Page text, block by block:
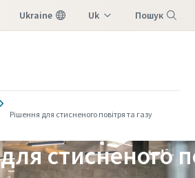
Ukraine Uk Пошук
Рішення для стисненого повітря та газу
стисненого